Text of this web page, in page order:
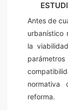
Antes de
urbanístico
la
normativa
reforma.